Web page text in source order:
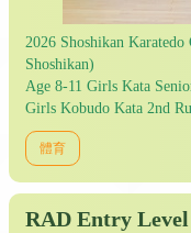
2026 Shoshikan
Shoshikan)
Age 8-11 Girls Kata
Girls Kobudo Kata 2nd
體育
RAD Entry